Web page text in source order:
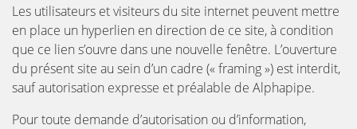
Les utilisateurs et visiteurs du site internet peuvent mettre
en place un hyperlien en direction de ce site, à condition
que ce lien s’ouvre dans une nouvelle fenêtre. L’ouverture
du présent site au sein d’un cadre (« framing ») est interdit,
sauf autorisation expresse et préalable de Alphapipe.
Pour toute demande d’autorisation ou d’information,